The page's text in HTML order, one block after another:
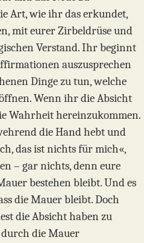
Art, wie ihr das erkundet,
mit eurer Zirbeldrüse und
Verstand. Ihr beginnt
auszusprechen
Dinge zu tun, welche
Wenn ihr die Absicht
Wahrheit hereinzukommen.
die Hand hebt und
das ist nichts für mich«,
– gar nichts, denn eure
bestehen bleibt. Und es
die Mauer bleibt. Doch
die Absicht haben zu
die Mauer